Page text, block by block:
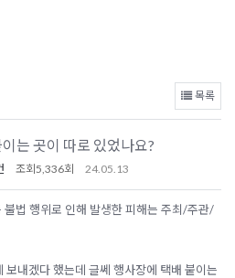
목록
는 곳이 따로 있었나요?
조회 5,336회 24.05.13
법 행위로 인해 발생한 피해는 주최/주관/
내겠다 했는데 글쎄 행사장에 택배 붙이는